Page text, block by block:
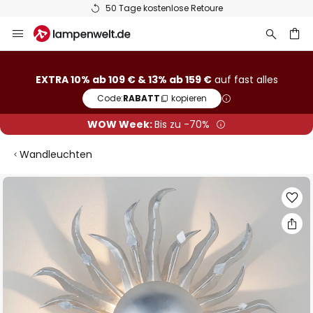
50 Tage kostenlose Retoure
Inhalt
EXTRA 10% ab 109 € & 13% ab 159 €auf fast alles
Code:RABATT kopieren
WOW Week:Bis zu -70%
Wandleuchten
Zum
springen